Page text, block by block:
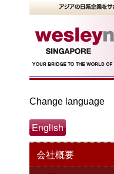
Change language
English
会社概要